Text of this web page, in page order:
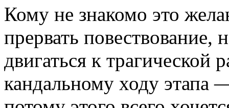
Кому не знакомо это
прервать повествование,
двигаться к трагической
кандальному ходу этапа